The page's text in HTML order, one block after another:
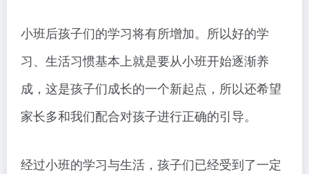
小班后孩子们的学习将有所增加。所以好的学
习、生活习惯基本上就是要从小班开始逐渐养
成，这是孩子们成长的一个新起点，所以还希望
家长多和我们配合对孩子进行正确的引导。
经过小班的学习与生活，孩子们已经受到了一定